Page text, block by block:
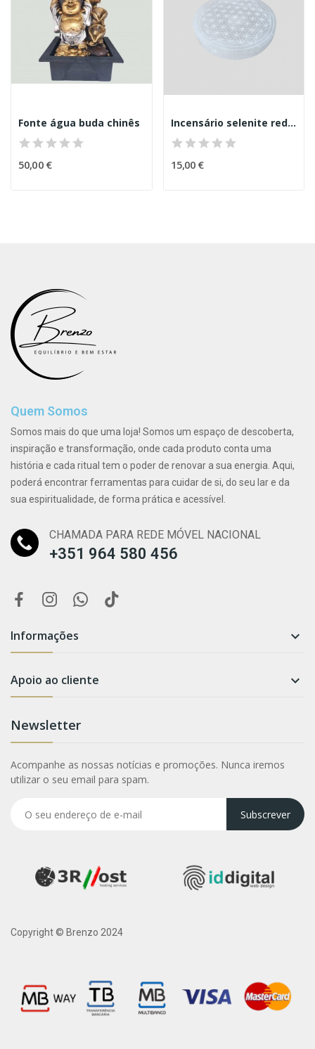
Fonte água buda chinês
50,00 €
Incensário selenite redondo 10 cm
15,00 €
Quem Somos
Somos mais do que uma loja! Somos um espaço de descoberta,
inspiração e transformação, onde cada produto conta uma
história e cada ritual tem o poder de renovar a sua energia. Aqui,
poderá encontrar ferramentas para cuidar de si, do seu lar e da
sua espiritualidade, de forma prática e acessível.
CHAMADA PARA REDE MÓVEL NACIONAL
+351 964 580 456
Informações 
Apoio ao cliente 
Newsletter
Acompanhe as nossas notícias e promoções. Nunca iremos
utilizar o seu email para spam.
Subscrever
Copyright © Brenzo 2024